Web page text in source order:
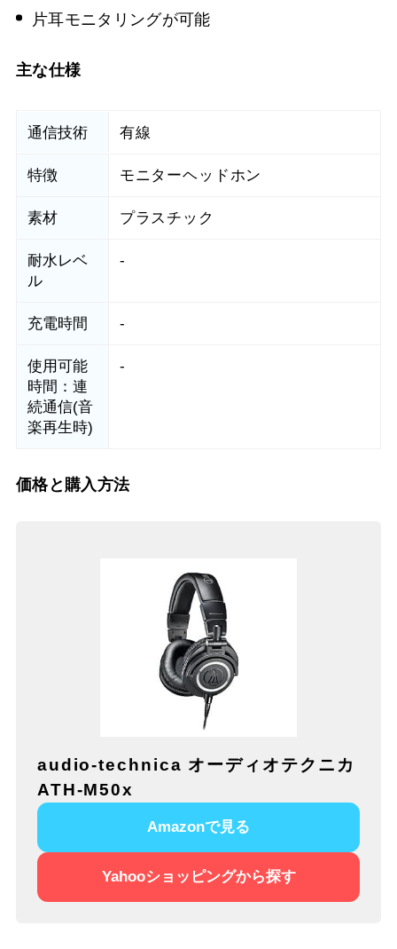
片耳モニタリングが可能
主な仕様
通信技術 有線
特徴 モニターヘッドホン
素材 プラスチック
耐水レベ
ル
-
充電時間 -
使用可能
時間：連
続通信(音
楽再生時)
-
価格と購入方法
audio-technica オーディオテクニカ
ATH-M50x
Amazonで見る
Yahooショッピングから探す